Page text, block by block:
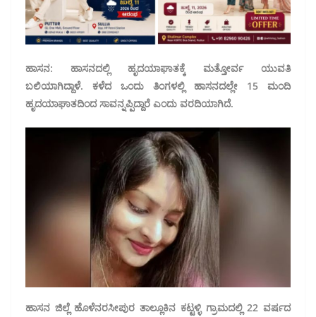
ಹಾಸನ: ಹಾಸನದಲ್ಲಿ ಹೃದಯಾಘಾತಕ್ಕೆ ಮತ್ತೋರ್ವ ಯುವತಿ
ಬಲಿಯಾಗಿದ್ದಾಳೆ. ಕಳೆದ ಒಂದು ತಿಂಗಳಲ್ಲಿ ಹಾಸನದಲ್ಲೇ 15 ಮಂದಿ
ಹೃದಯಾಘಾತದಿಂದ ಸಾವನ್ನಪ್ಪಿದ್ದಾರೆ ಎಂದು ವರದಿಯಾಗಿದೆ.
ಹಾಸನ ಜಿಲ್ಲೆ ಹೊಳೆನರಸೀಪುರ ತಾಲ್ಲೂಕಿನ ಕಟ್ಟಳ್ಳಿ ಗ್ರಾಮದಲ್ಲಿ 22 ವರ್ಷದ